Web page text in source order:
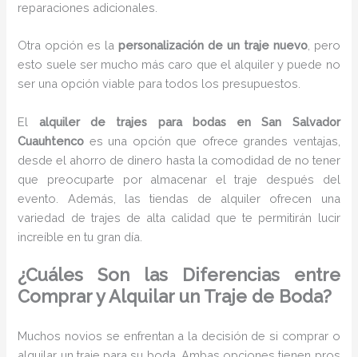
reparaciones adicionales.
Otra opción es lapersonalización de un traje nuevo, pero
esto suele ser mucho más caro que el alquiler y puede no
ser una opción viable para todos los presupuestos.
El alquiler de trajes para bodas en San Salvador
Cuauhtenco es una opción que ofrece grandes ventajas,
desde el ahorro de dinero hasta la comodidad de no tener
que preocuparte por almacenar el traje después del
evento. Además, las tiendas de alquiler ofrecen una
variedad de trajes de alta calidad que te permitirán lucir
increíble en tu gran día.
¿Cuáles Son las Diferencias entre
Comprar y Alquilar un Traje de Boda?
Muchos novios se enfrentan a la decisión de si comprar o